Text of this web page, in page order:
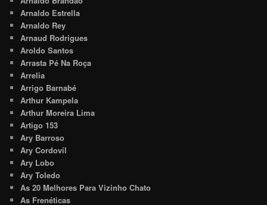
Arnaldo Estrella
Arnaldo Rey
Arnaud Rodrigues
Aroldo Santos
Arrasta Pé Na Roça
Arrelia
Arrigo Barnabé
Arthur Kampela
Arthur Moreira Lima
Artigo 153
Ary Barroso
Ary Cordovil
Ary Lobo
Ary Toledo
As 20 Melhores Para Vizinho Chato
As Frenéticas